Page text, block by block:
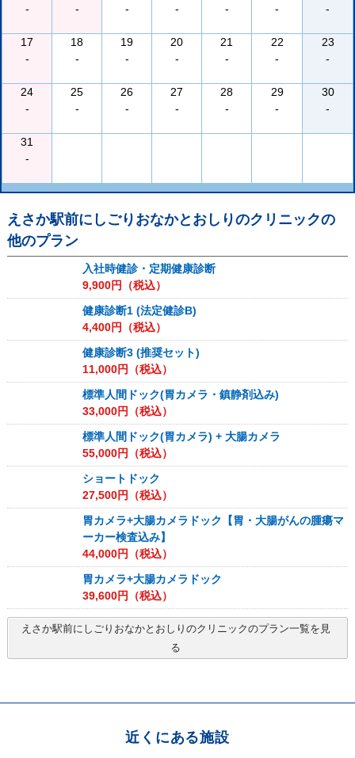
-
-
-
-
-
-
-
17
-
18
-
19
-
20
-
21
-
22
-
23
-
24
-
25
-
26
-
27
-
28
-
29
-
30
-
31
-
えさか駅前にしごりおなかとおしりのクリニックの
他のプラン
入社時健診・定期健康診断
9,900円（税込）
健康診断1 (法定健診B)
4,400円（税込）
健康診断3 (推奨セット)
11,000円（税込）
標準人間ドック(胃カメラ・鎮静剤込み)
33,000円（税込）
標準人間ドック(胃カメラ) + 大腸カメラ
55,000円（税込）
ショートドック
27,500円（税込）
胃カメラ+大腸カメラドック【胃・大腸がんの腫瘍マ
ーカー検査込み】
44,000円（税込）
胃カメラ+大腸カメラドック
39,600円（税込）
えさか駅前にしごりおなかとおしりのクリニックのプラン一覧を見
る
近くにある施設